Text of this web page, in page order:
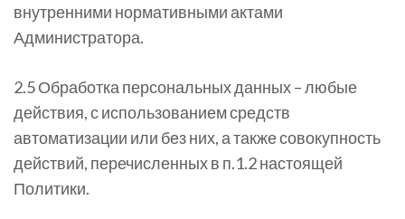
внутренними нормативными актами
Администратора.
2.5 Обработка персональных данных – любые
действия, с использованием средств
автоматизации или без них, а также совокупность
действий, перечисленных в п.1.2 настоящей
Политики.